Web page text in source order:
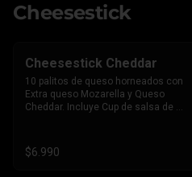
Cheesestick
Cheesestick Cheddar
10 palitos de queso horneados con
Extra queso Mozarella y Queso
Cheddar. Incluye Cup de salsa de
$6.990